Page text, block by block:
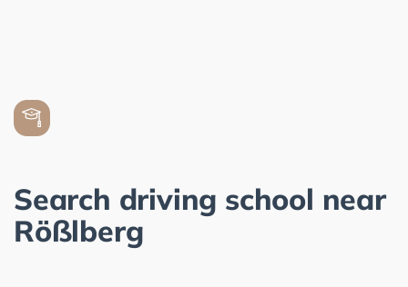
Search driving school near
Rößlberg